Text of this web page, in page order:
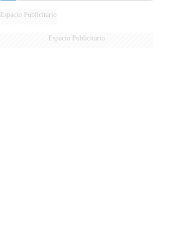
Espacio Publicitario
Espacio Publicitario